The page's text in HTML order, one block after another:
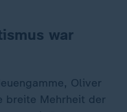
war
Oliver
breite Mehrheit der